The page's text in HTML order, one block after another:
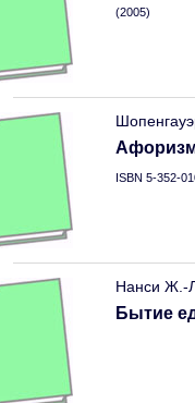
(2005)
ISBN 5-352-
Нанси Ж.-
Бытие